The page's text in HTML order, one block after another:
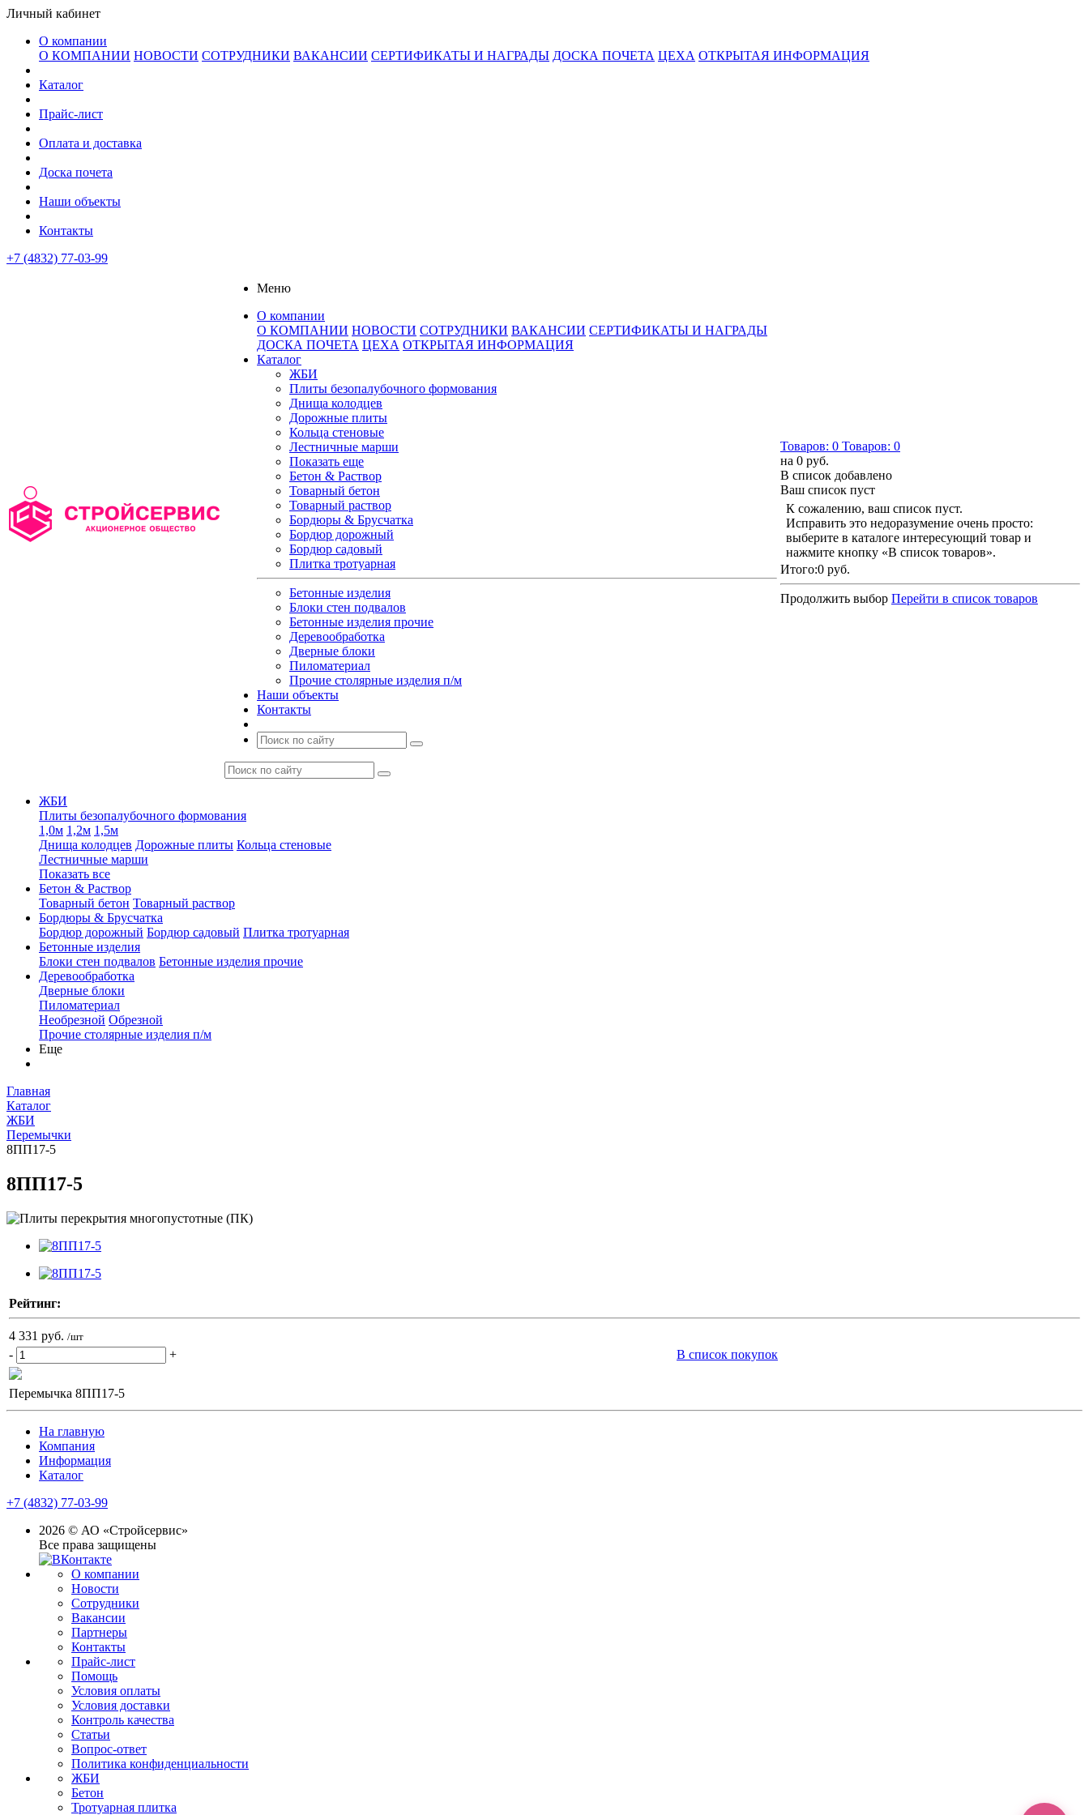
Личный кабинет
О компании
О КОМПАНИИ НОВОСТИ СОТРУДНИКИ ВАКАНСИИ СЕРТИФИКАТЫ И НАГРАДЫ ДОСКА ПОЧЕТА ЦЕХА ОТКРЫТАЯ ИНФОРМАЦИЯ
Каталог
Прайс-лист
Оплата и доставка
Доска почета
Наши объекты
Контакты
+7 (4832) 77-03-99
Меню
О компании
О КОМПАНИИ НОВОСТИ СОТРУДНИКИ ВАКАНСИИ СЕРТИФИКАТЫ И НАГРАДЫ
ДОСКА ПОЧЕТА ЦЕХА ОТКРЫТАЯ ИНФОРМАЦИЯ
Каталог
ЖБИ
Плиты безопалубочного формования
Днища колодцев
Дорожные плиты
Кольца стеновые
Лестничные марши
Показать еще
Бетон & Раствор
Товарный бетон
Товарный раствор
Бордюры & Брусчатка
Бордюр дорожный
Бордюр садовый
Плитка тротуарная
Бетонные изделия
Блоки стен подвалов
Бетонные изделия прочие
Деревообработка
Дверные блоки
Пиломатериал
Прочие столярные изделия п/м
Наши объекты
Контакты
Товаров: 0 Товаров: 0
на 0 руб.
В список добавлено
Ваш список пуст
К сожалению, ваш список пуст.
Исправить это недоразумение очень просто:
выберите в каталоге интересующий товар и
нажмите кнопку «В список товаров».
Итого:0 руб.
Продолжить выбор Перейти в список товаров
ЖБИ
Плиты безопалубочного формования
1,0м 1,2м 1,5м
Днища колодцев Дорожные плиты Кольца стеновые
Лестничные марши
Показать все
Бетон & Раствор
Товарный бетон Товарный раствор
Бордюры & Брусчатка
Бордюр дорожный Бордюр садовый Плитка тротуарная
Бетонные изделия
Блоки стен подвалов Бетонные изделия прочие
Деревообработка
Дверные блоки
Пиломатериал
Необрезной Обрезной
Прочие столярные изделия п/м
Еще
Главная
Каталог
ЖБИ
Перемычки
8ПП17-5
8ПП17-5
Рейтинг:
4 331 руб. /шт
- + В список покупок
Перемычка 8ПП17-5
На главную
Компания
Информация
Каталог
+7 (4832) 77-03-99
2026 © АО «Стройсервис»
Все права защищены
О компании
Новости
Сотрудники
Вакансии
Партнеры
Контакты
Прайс-лист
Помощь
Условия оплаты
Условия доставки
Контроль качества
Статьи
Вопрос-ответ
Политика конфиденциальности
ЖБИ
Бетон
Тротуарная плитка